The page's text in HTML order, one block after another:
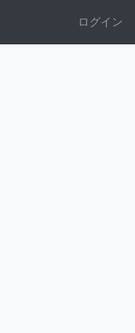
ログイン